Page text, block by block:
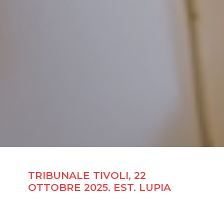
TRIBUNALE TIVOLI, 22
OTTOBRE 2025. EST. LUPIA